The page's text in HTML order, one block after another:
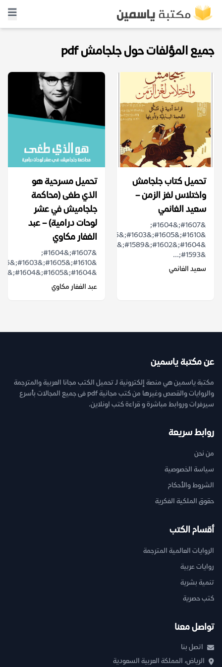
جميع المؤلفات حول جلجامش pdf
تحميل كتاب جلجامش
واختلاس لغز الزمن –
سعيد الغانمي
&#1607;&#1604;
&#1610;&#1605;&#1603;&#1606;
&#1593;...
سعيد الغانمي
تحميل مسرحية هو
الذي طغى (محاكمة
جلجاميش في عشر
لوحات درامية) – عبد
الغفار مكاوي
&#1607;&#1604;
&#1604;&#1605;&#1604;&#1603;&#1613;...
عبد الغفار مكاوي
عن مكتبة ياسمين
مكتبة ياسمين هي منصة إلكترونية لـ تحميل الكتب مجانا العربية والمترجمة
والروايات والقصص وغيرها من كتب مجانية pdf فى جميع المجالات بأسرع
سيرفرات وروابط مباشرة و قراءة كتب اونلاين.
روابط سريعة
من نحن
سياسة الخصوصية
الشروط والأحكام
حقوق الملكية الفكرية
أقسام الكتب
الروايات العالمية المترجمة
روايات عربية
تنمية بشرية
كتب حصرية
تواصل معنا
اتصل بنا
الرياض، المملكة العربية السعودية